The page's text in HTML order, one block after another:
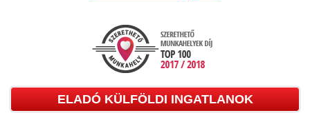
ELADÓ KÜLFÖLDI INGATLANOK